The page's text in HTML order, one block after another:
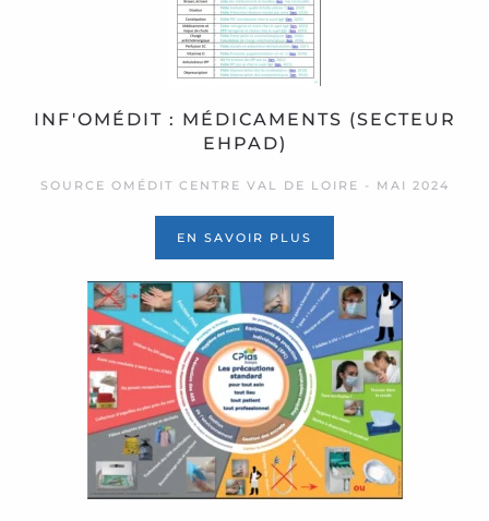
INF'OMÉDIT : MÉDICAMENTS (SECTEUR
EHPAD)
SOURCE OMÉDIT CENTRE VAL DE LOIRE - MAI 2024
EN SAVOIR PLUS